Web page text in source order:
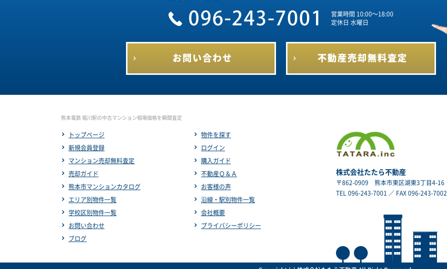
営業時間 10:00～18:00
定休日 水曜日
お問い合わせ 不動産売却 無料査定
熊本電鉄 堀川駅の中古マンション相場価格を瞬間査定
トップページ 物件を探す
新規会員登録 ログイン
マンション売却無料査定 購入ガイド
売却ガイド 不動産Ｑ＆Ａ
熊本市マンションカタログ お客様の声
エリア別物件一覧 沿線・駅別物件一覧
学校区別物件一覧 会社概要
お問い合わせ プライバシーポリシー
ブログ
株式会社たたら不動産
〒862-0909 熊本市東区湖東3丁目4-16
TEL 096-243-7001 ／ FAX 096-243-7002